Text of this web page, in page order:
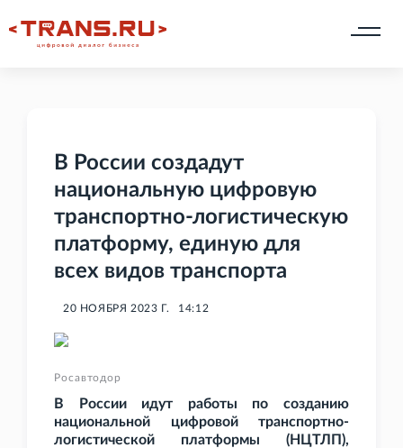
В России создадут
национальную цифровую
транспортно-логистическую
платформу, единую для
всех видов транспорта
20 НОЯБРЯ 2023 Г. 14:12
Росавтодор
В России идут работы по созданию
национальной цифровой транспортно-
логистической платформы (НЦТЛП),